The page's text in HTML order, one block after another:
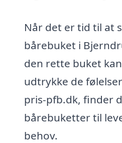
Når det er tid til at
bårebuket i
den rette buket
udtrykke de
pris-pfb.dk, finder
bårebuketter til
behov.